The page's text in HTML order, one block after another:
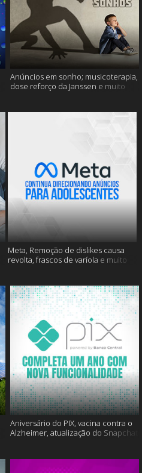
Anúncios em sonho; musicoterapia,
dose reforço da Janssen e muito
Meta, Remoção de dislikes causa
revolta, frascos de varíola e muito
Aniversário do PIX, vacina contra o
Alzheimer, atualização do Snapchat